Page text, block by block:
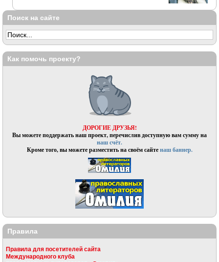
Поиск на сайте
Как помочь проекту?
ДОРОГИЕ ДРУЗЬЯ!
Вы можете поддержать наш проект, перечислив доступную вам сумму на
наш счёт.
Кроме того, вы можете разместить на своём сайтенаш баннер.
Правила
Правила для посетителей сайта
Международного клуба